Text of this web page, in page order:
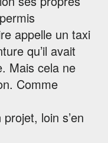
appelle un taxi
qu’il avait
Mais cela ne
Comme
loin s’en